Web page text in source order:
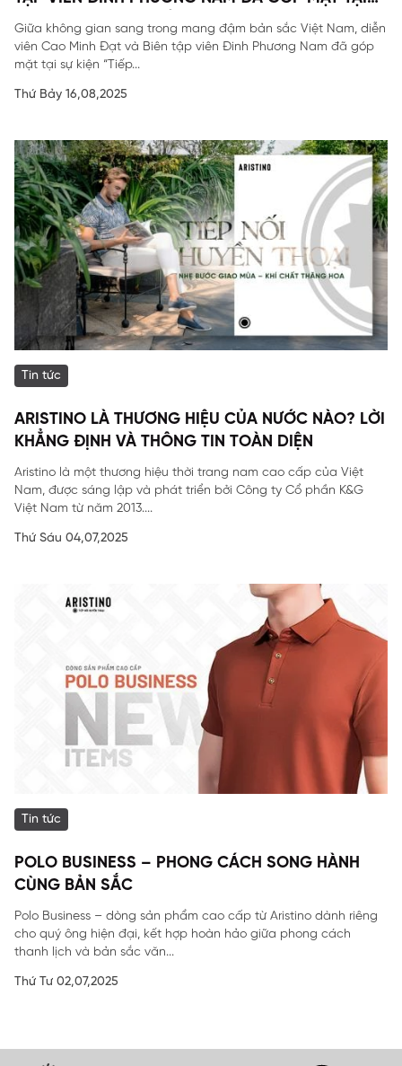
SỰ KIỆN ĐẶC BIỆT CỦA ARISTINO.
Giữa không gian sang trong mang đậm bản sắc Việt Nam, diễn
viên Cao Minh Đạt và Biên tập viên Đinh Phương Nam đã góp
mặt tại sự kiện “Tiếp...
Thứ Bảy 16,08,2025
Tin tức
ARISTINO LÀ THƯƠNG HIỆU CỦA NƯỚC NÀO? LỜI
KHẲNG ĐỊNH VÀ THÔNG TIN TOÀN DIỆN
Aristino là một thương hiệu thời trang nam cao cấp của Việt
Nam, được sáng lập và phát triển bởi Công ty Cổ phần K&G
Việt Nam từ năm 2013....
Thứ Sáu 04,07,2025
Tin tức
POLO BUSINESS – PHONG CÁCH SONG HÀNH
CÙNG BẢN SẮC
Polo Business – dòng sản phẩm cao cấp từ Aristino dành riêng
cho quý ông hiện đại, kết hợp hoàn hảo giữa phong cách
thanh lịch và bản sắc văn...
Thứ Tư 02,07,2025